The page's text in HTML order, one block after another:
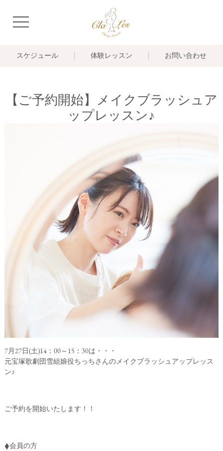
navigation
スケジュール 体験レッスン お問い合わせ
【ご予約開始】メイクブラッシュア
ップレッスン♪
7月27日(土)14：00～15：30は・・・
元宝塚歌劇団雪組娘役ちっちさんのメイクブラッシュアップレッス
ン♪
ご予約を開始いたします！！
◆会員の方